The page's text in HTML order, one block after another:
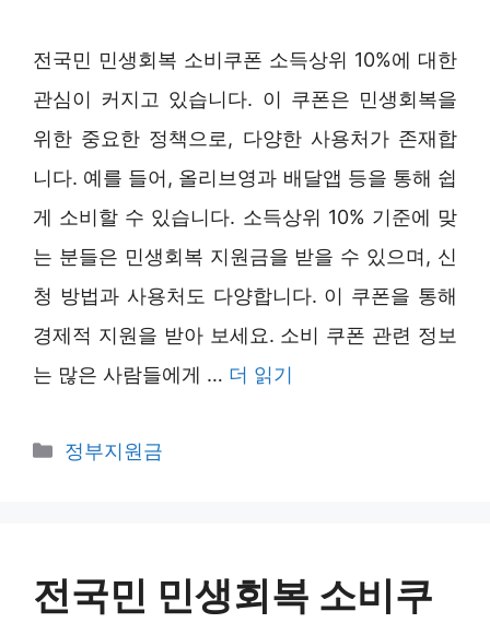
전국민 민생회복 소비쿠폰 소득상위 10%에 대한
관심이 커지고 있습니다. 이 쿠폰은 민생회복을
위한 중요한 정책으로, 다양한 사용처가 존재합
니다. 예를 들어, 올리브영과 배달앱 등을 통해 쉽
게 소비할 수 있습니다. 소득상위 10% 기준에 맞
는 분들은 민생회복 지원금을 받을 수 있으며, 신
청 방법과 사용처도 다양합니다. 이 쿠폰을 통해
경제적 지원을 받아 보세요. 소비 쿠폰 관련 정보
는 많은 사람들에게 … 더 읽기
카
정부지원금
전국민 민생회복 소비쿠